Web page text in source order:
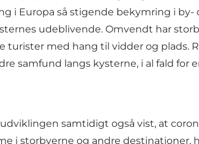
i Europa så stigende bekymring i by-
udeblivende. Omvendt har
med hang til vidder og plads.
samfund langs kysterne, i al fald for
samtidigt også vist, at
i storbyerne og andre destinationer,